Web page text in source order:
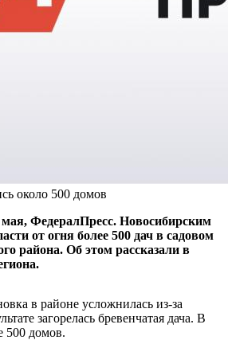
около 500 домов
ФедералПресс. Новосибирским
от огня более 500 дач в садовом
района. Об этом рассказали в
в районе усложнилась из-за
загорелась бревенчатая дача. В
500 домов.